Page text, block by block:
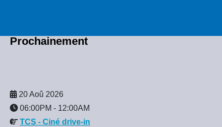
Prochainement
20 Aoû 2026
06:00PM - 12:00AM
TCS - Ciné drive-in